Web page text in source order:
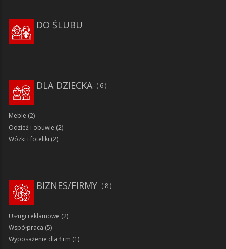
DO ŚLUBU
6
DLA DZIECKA
Meble (2)
Odzież i obuwie (2)
Wózki i foteliki (2)
8
BIZNES/FIRMY
Usługi reklamowe (2)
Współpraca (5)
Wyposażenie dla firm (1)